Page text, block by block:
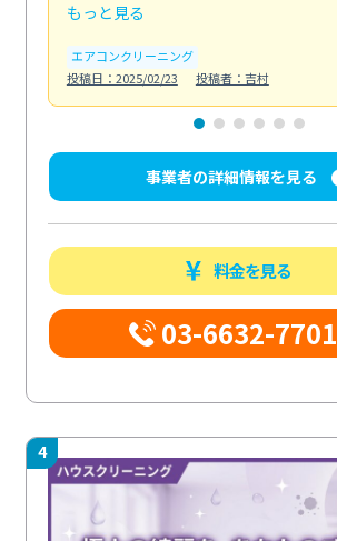
もっと見る
エアコンクリーニング
投稿日：2025/02/23
投稿者：吉村
事業者の詳細情報を見る
料金を見る
03-6632-7701
4